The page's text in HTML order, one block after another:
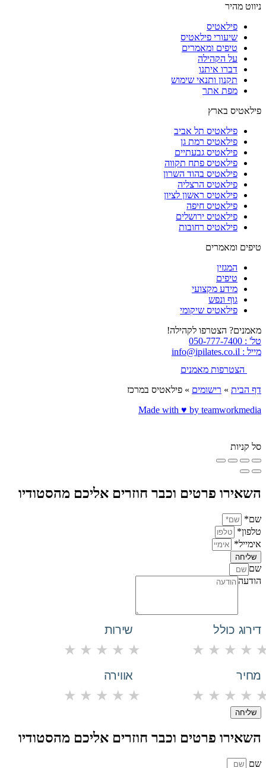
ניווט מהיר
פילאטיס
שיעורי פילאטיס
טיפים ומאמרים
על הקהילה
דברו איתנו
תקנון ותנאי שימוש
מפת אתר
פילאטיס בארץ
פילאטיס תל אביב
פילאטיס רמת גן
פילאטיס גבעתיים
פילאטיס פתח תקווה
פילאטיס בהוד השרון
פילאטיס הרצליה
פילאטיס ראשון לציון
פילאטיס חיפה
פילאטיס ירושלים
פילאטיס רחובות
טיפים ומאמרים
המגזין
טיפים
מידע מקצועי
גוף ונפש
פילאטיס שיקומי
מאמנים? הצטרפו לקהילה!
טל' : 050-777-7400
מייל : info@ipilates.co.il
הצטרפות מאמנים
דף הבית » רישומים » פילאטיס במרכז
Made with ♥️ by teamworkmedia
סל קניות
השאירו פרטים וכבר חוזרים אליכם מהסטודיו
שם*
טלפון*
אימייל*
שליחה
שם
הודעה
דירוג כולל
★ ★ ★ ★
שירות
★ ★ ★ ★ ★
מחיר
★ ★ ★ ★
אווירה
★ ★ ★ ★ ★
שליחה
השאירו פרטים וכבר חוזרים אליכם מהסטודיו
שם